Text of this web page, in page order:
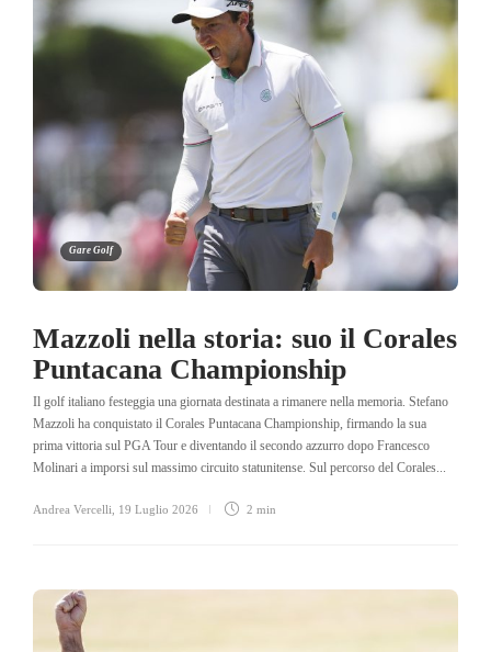
Gare Golf
Mazzoli nella storia: suo il Corales
Puntacana Championship
Il golf italiano festeggia una giornata destinata a rimanere nella memoria. Stefano
Mazzoli ha conquistato il Corales Puntacana Championship, firmando la sua
prima vittoria sul PGA Tour e diventando il secondo azzurro dopo Francesco
Molinari a imporsi sul massimo circuito statunitense. Sul percorso del Corales...
Andrea Vercelli 19 Luglio 2026 2 min